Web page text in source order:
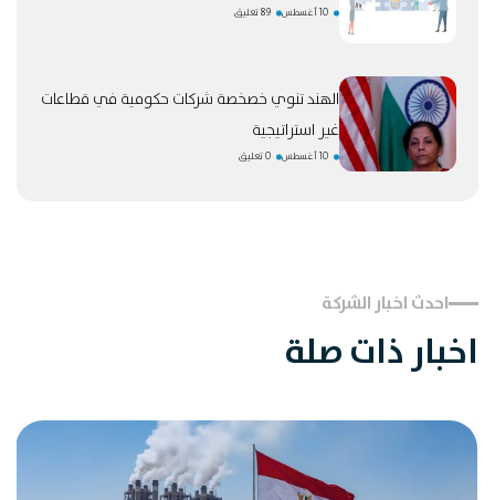
10 أغسطس 89 تعليق
الهند تنوي خصخصة شركات حكومية في قطاعات
غير استراتيجية
10 أغسطس 0 تعليق
احدث اخبار الشركة
اخبار ذات صلة